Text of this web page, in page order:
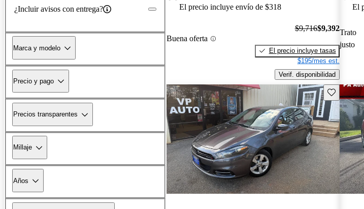
¿Incluir avisos con entrega?
Marca y modelo
Precio y pago
Precios transparentes
Millaje
Años
El precio incluye envío de $318
Buena oferta
$9,716$9,392
El precio incluye tasas
$195/mes est.
Verif. disponibilidad
El
Trato
justo
Guarda este